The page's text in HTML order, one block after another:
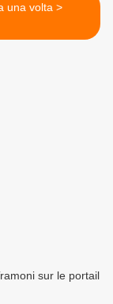
c'era una volta >
sur le portail